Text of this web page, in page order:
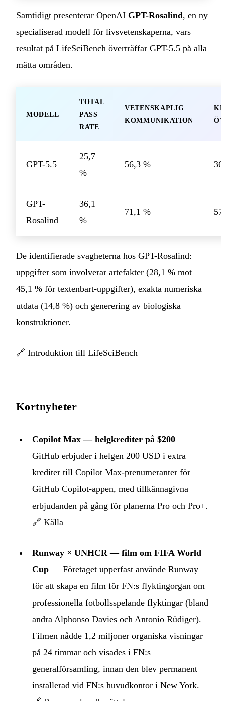
Samtidigt presenterar OpenAI GPT-Rosalind, en ny
specialiserad modell för livsvetenskaperna, vars
resultat på LifeSciBench överträffar GPT-5.5 på alla
mätta områden.
MODELL
TOTAL
PASS
RATE
VETENSKAPLIG
KOMMUNIKATION
GPT-5.5
25,7
%
56,3 %
GPT-
Rosalind
36,1
%
71,1 %
De identifierade svagheterna hos GPT-Rosalind:
uppgifter som involverar artefakter (28,1 % mot
45,1 % för textenbart-uppgifter), exakta numeriska
utdata (14,8 %) och generering av biologiska
konstruktioner.
🔗 Introduktion till LifeSciBench
Kortnyheter
Copilot Max — helgkrediter på $200 —
GitHub erbjuder i helgen 200 USD i extra
krediter till Copilot Max-prenumeranter för
GitHub Copilot-appen, med tillkännagivna
erbjudanden på gång för planerna Pro och Pro+.
🔗 Källa
Runway × UNHCR — film om FIFA World
Cup — Företaget upperfast använde Runway
för att skapa en film för FN:s flyktingorgan om
professionella fotbollsspelande flyktingar (bland
andra Alphonso Davies och Antonio Rüdiger).
Filmen nådde 1,2 miljoner organiska visningar
på 24 timmar och visades i FN:s
generalförsamling, innan den blev permanent
installerad vid FN:s huvudkontor i New York.